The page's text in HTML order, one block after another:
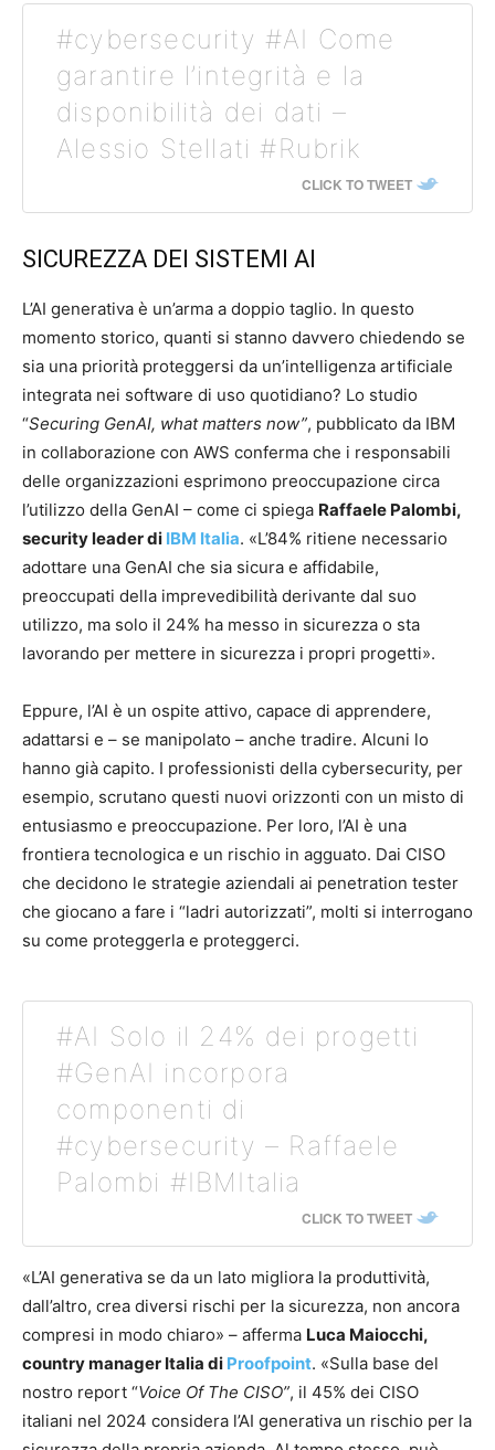
#cybersecurity #AI Come
garantire l’integrità e la
disponibilità dei dati –
Alessio Stellati #Rubrik
CLICK TO TWEET
SICUREZZA DEI SISTEMI AI
L’AI generativa è un’arma a doppio taglio. In questo
momento storico, quanti si stanno davvero chiedendo se
sia una priorità proteggersi da un’intelligenza artificiale
integrata nei software di uso quotidiano? Lo studio
“Securing GenAI, what matters now”, pubblicato da IBM
in collaborazione con AWS conferma che i responsabili
delle organizzazioni esprimono preoccupazione circa
l’utilizzo della GenAI – come ci spiega Raffaele Palombi,
security leader di IBM Italia. «L’84% ritiene necessario
adottare una GenAI che sia sicura e affidabile,
preoccupati della imprevedibilità derivante dal suo
utilizzo, ma solo il 24% ha messo in sicurezza o sta
lavorando per mettere in sicurezza i propri progetti».
Eppure, l’AI è un ospite attivo, capace di apprendere,
adattarsi e – se manipolato – anche tradire. Alcuni lo
hanno già capito. I professionisti della cybersecurity, per
esempio, scrutano questi nuovi orizzonti con un misto di
entusiasmo e preoccupazione. Per loro, l’AI è una
frontiera tecnologica e un rischio in agguato. Dai CISO
che decidono le strategie aziendali ai penetration tester
che giocano a fare i “ladri autorizzati”, molti si interrogano
su come proteggerla e proteggerci.
#AI Solo il 24% dei progetti
#GenAI incorpora
componenti di
#cybersecurity – Raffaele
Palombi #IBMItalia
CLICK TO TWEET
«L’AI generativa se da un lato migliora la produttività,
dall’altro, crea diversi rischi per la sicurezza, non ancora
compresi in modo chiaro» – afferma Luca Maiocchi,
country manager Italia di Proofpoint. «Sulla base del
nostro report “Voice Of The CISO”, il 45% dei CISO
italiani nel 2024 considera l’AI generativa un rischio per la